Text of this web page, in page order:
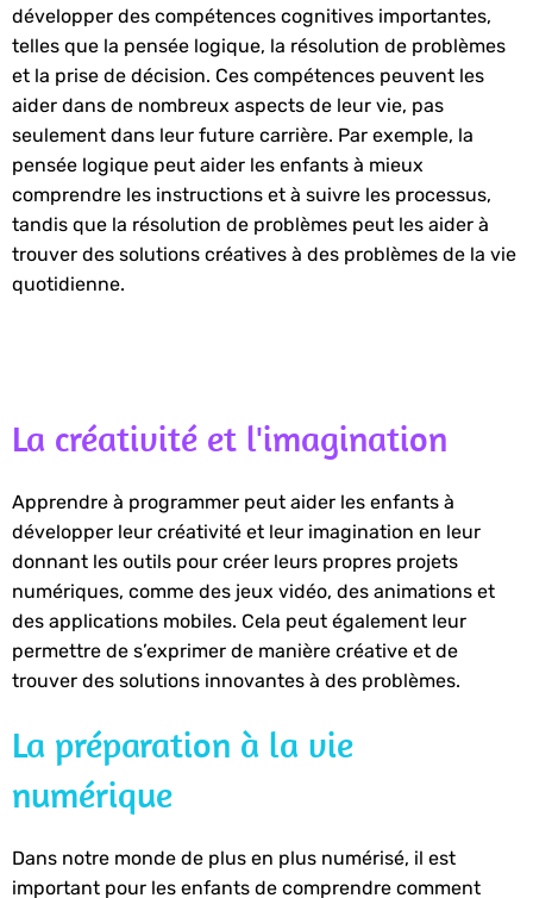
développer des compétences cognitives importantes,
telles que la pensée logique, la résolution de problèmes
et la prise de décision. Ces compétences peuvent les
aider dans de nombreux aspects de leur vie, pas
seulement dans leur future carrière. Par exemple, la
pensée logique peut aider les enfants à mieux
comprendre les instructions et à suivre les processus,
tandis que la résolution de problèmes peut les aider à
trouver des solutions créatives à des problèmes de la vie
quotidienne.
La créativité et l'imagination
Apprendre à programmer peut aider les enfants à
développer leur créativité et leur imagination en leur
donnant les outils pour créer leurs propres projets
numériques, comme des jeux vidéo, des animations et
des applications mobiles. Cela peut également leur
permettre de s’exprimer de manière créative et de
trouver des solutions innovantes à des problèmes.
La préparation à la vie
numérique
Dans notre monde de plus en plus numérisé, il est
important pour les enfants de comprendre comment